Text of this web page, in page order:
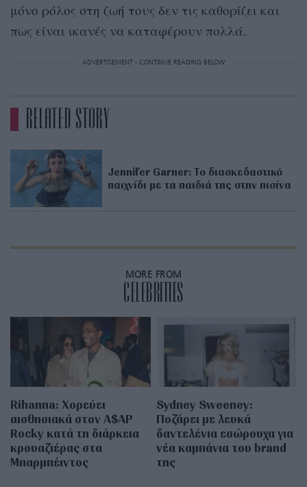
μόνο ρόλος στη ζωή τους δεν τις καθορίζει και
πως είναι ικανές να καταφέρουν πολλά.
ADVERTISEMENT - CONTINUE READING BELOW
RELATED STORY
Jennifer Garner: Το διασκεδαστικό
παιχνίδι με τα παιδιά της στην πισίνα
MORE FROM
CELEBRITIES
Rihanna: Χορεύει
αισθησιακά στον A$AP
Rocky κατά τη διάρκεια
κρουαζιέρας στα
Μπαρμπέιντος
Sydney Sweeney:
Ποζάρει με λευκά
δαντελένια εσώρουχα για
νέα καμπάνια του brand
της